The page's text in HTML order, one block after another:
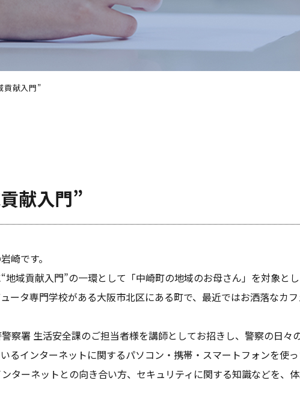
貢献入門”
献入門”
崎です。
域貢献入門”の一環として「中崎町の地域のお母さん」を対象と
ータ専門学校がある大阪市北区にある町で、最近ではお洒落なカ
察署 生活安全課のご担当者様を講師としてお招きし、警察の日々
るインターネットに関するパソコン・携帯・スマートフォンを使
ターネットとの向き合い方、セキュリティに関する知識などを、